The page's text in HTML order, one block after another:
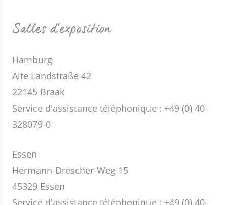
Salles d'exposition
Hamburg
Alte Landstraße 42
22145 Braak
Service d'assistance téléphonique : +49 (0) 40-
328079-0
Essen
Hermann-Drescher-Weg 15
45329 Essen
Service d'assistance téléphonique : +49 (0) 40-